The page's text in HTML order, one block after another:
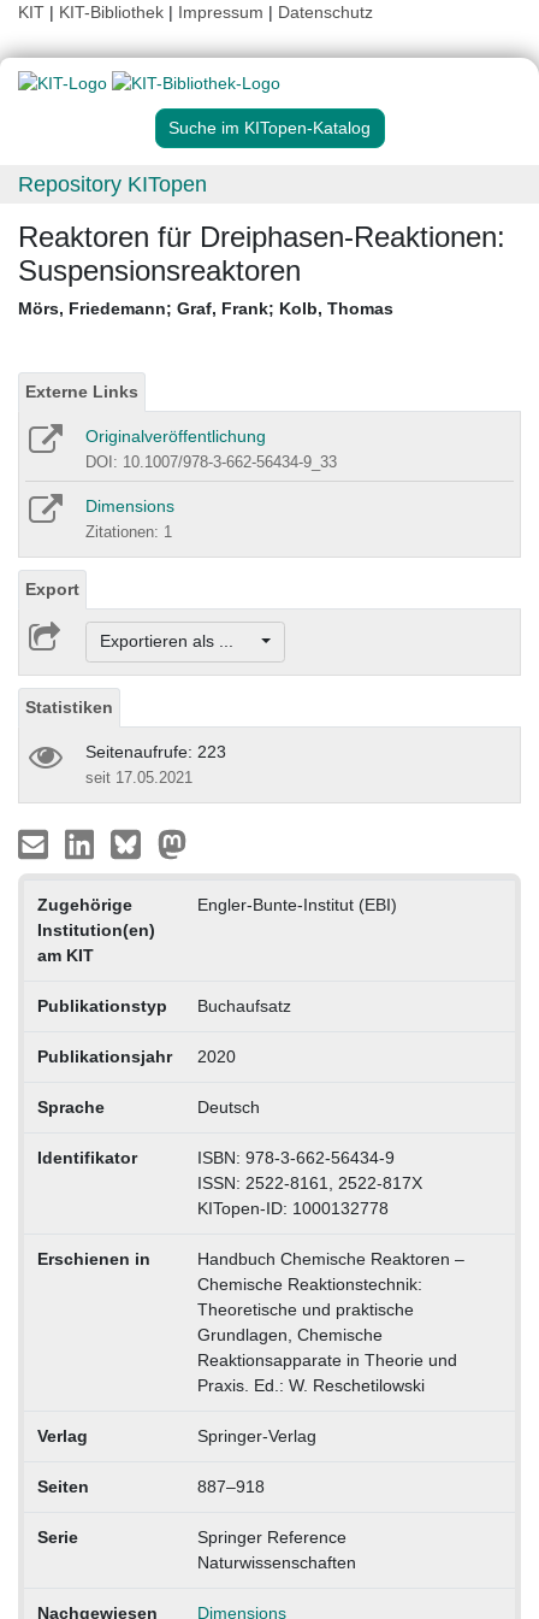
KIT | KIT-Bibliothek | Impressum | Datenschutz
Suche im KITopen-Katalog
Repository KITopen
Reaktoren für Dreiphasen-Reaktionen:
Suspensionsreaktoren
Mörs, Friedemann; Graf, Frank; Kolb, Thomas
Externe Links
Originalveröffentlichung
DOI: 10.1007/978-3-662-56434-9_33
Dimensions
Zitationen: 1
Export
Exportieren als ...
Statistiken
Seitenaufrufe: 223
seit 17.05.2021
Zugehörige
Institution(en)
am KIT
Engler-Bunte-Institut (EBI)
Publikationstyp Buchaufsatz
Publikationsjahr 2020
Sprache Deutsch
Identifikator
ISBN: 978-3-662-56434-9
ISSN: 2522-8161, 2522-817X
KITopen-ID: 1000132778
Erschienen in
Handbuch Chemische Reaktoren –
Chemische Reaktionstechnik:
Theoretische und praktische
Grundlagen, Chemische
Reaktionsapparate in Theorie und
Praxis. Ed.: W. Reschetilowski
Verlag Springer-Verlag
Seiten 887–918
Serie
Springer Reference
Naturwissenschaften
Nachgewiesen Dimensions